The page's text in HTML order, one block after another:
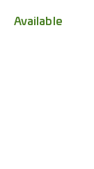
Available